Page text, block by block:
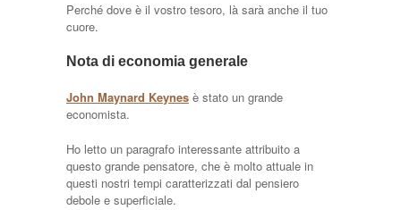
Perché dove è il vostro tesoro, là sarà anche il tuo
cuore.
Nota di economia generale
John Maynard Keynes è stato un grande
economista.
Ho letto un paragrafo interessante attribuito a
questo grande pensatore, che è molto attuale in
questi nostri tempi caratterizzati dal pensiero
debole e superficiale.